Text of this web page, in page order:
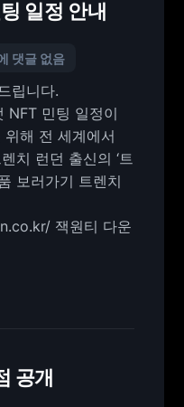
일정 안내
댓글 없음
립니다.
NFT 민팅 일정이
해 전 세계에서
치 런던 출신의 ‘트
보러가기 트렌치
잭원티 다운
공개